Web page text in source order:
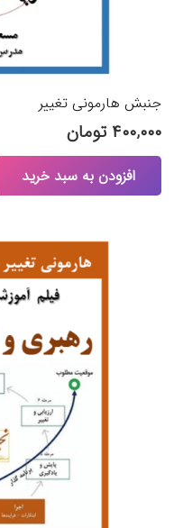
جنبش هارمونی تغییر
۴۰۰,۰۰۰ تومان
افزودن به سبد خرید